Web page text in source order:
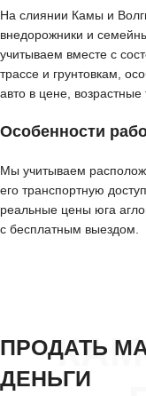
На слиянии Камы и
внедорожники и
учитываем вместе с
трассе и грунтовкам,
авто в цене,
Особенности
Мы учитываем
его транспортную
реальные цены юга
с бесплатным выездом.
ПРОДАТЬ
ДЕНЬГИ